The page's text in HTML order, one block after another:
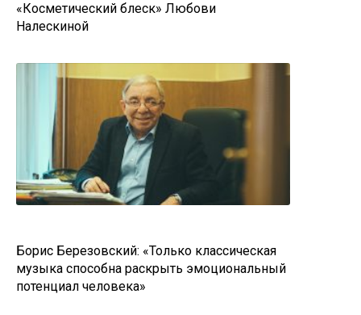
«Косметический блеск» Любови
Налескиной
Борис Березовский: «Только классическая
музыка способна раскрыть эмоциональный
потенциал человека»